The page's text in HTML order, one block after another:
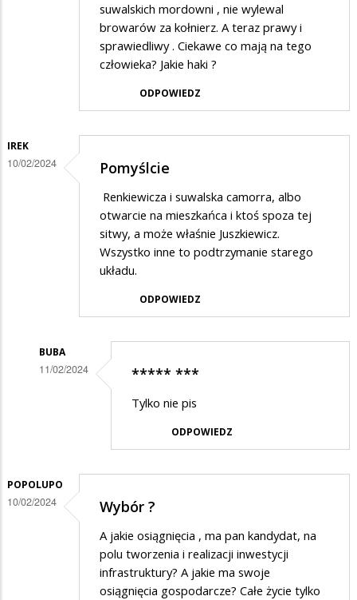
suwalskich mordowni , nie wylewal
browarów za kołnierz. A teraz prawy i
sprawiedliwy . Ciekawe co mają na tego
człowieka? Jakie haki ?
ODPOWIEDZ
IREK
10/02/2024 Pomyślcie
Renkiewicza i suwalska camorra, albo
otwarcie na mieszkańca i ktoś spoza tej
sitwy, a może właśnie Juszkiewicz.
Wszystko inne to podtrzymanie starego
układu.
ODPOWIEDZ
BUBA
11/02/2024
odpowiedzi
na
Pomyślcie
***** ***
Tylko nie pis
ODPOWIEDZ
POPOLUPO
10/02/2024 Wybór ?
A jakie osiągnięcia , ma pan kandydat, na
polu tworzenia i realizacji inwestycji
infrastruktury? A jakie ma swoje
osiągnięcia gospodarcze? Całe życie tylko